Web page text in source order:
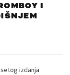
I
izdanja